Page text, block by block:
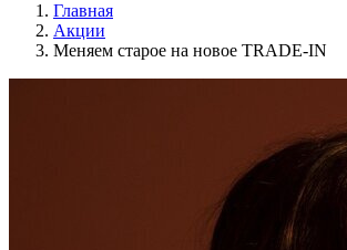
Главная
Акции
Меняем старое на новое TRADE-IN